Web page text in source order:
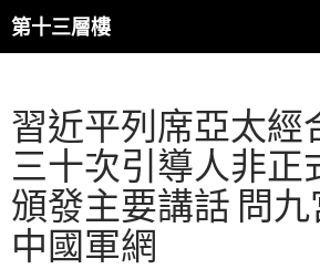
跳
至
內
第十三層樓
搜
尋
習近平列席亞太經
三十次引導人非正
頒發主要講話 問
中國軍網